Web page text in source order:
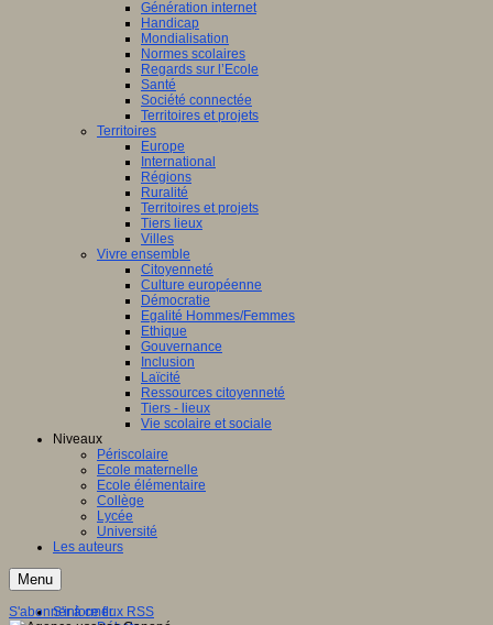
Génération internet
Handicap
Mondialisation
Normes scolaires
Regards sur l’Ecole
Santé
Société connectée
Territoires et projets
Territoires
Europe
International
Régions
Ruralité
Territoires et projets
Tiers lieux
Villes
Vivre ensemble
Citoyenneté
Culture européenne
Démocratie
Egalité Hommes/Femmes
Ethique
Gouvernance
Inclusion
Laïcité
Ressources citoyenneté
Tiers - lieux
Vie scolaire et sociale
Niveaux
Périscolaire
Ecole maternelle
Ecole élémentaire
Collège
Lycée
Université
Les auteurs
Menu
S'informer
S'abonner à ce flux RSS